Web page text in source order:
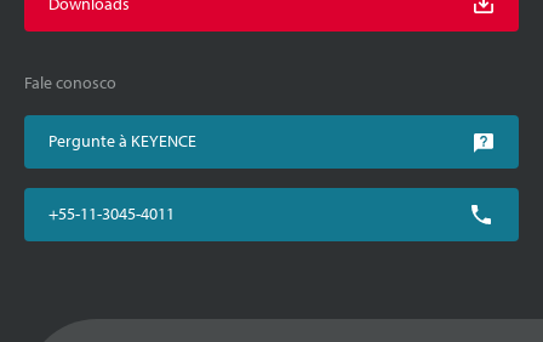
Fale conosco
Pergunte à KEYENCE
+55-11-3045-4011